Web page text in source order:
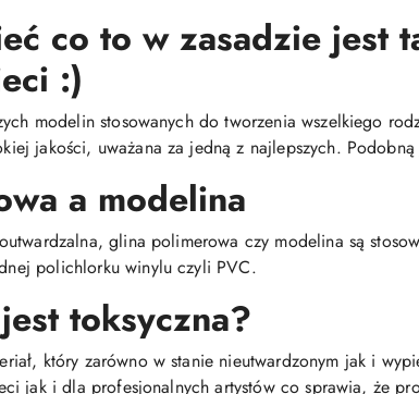
co to w zasadzie jest
:)
modelin stosowanych do tworzenia wszelkiego
jakości, uważana za jedną z najlepszych.
a modelina
glina polimerowa czy modelina są
polichlorku winylu czyli PVC.
toksyczna?
który zarówno w stanie nieutwardzonym jak i
jak i dla profesjonalnych artystów co sprawia, że